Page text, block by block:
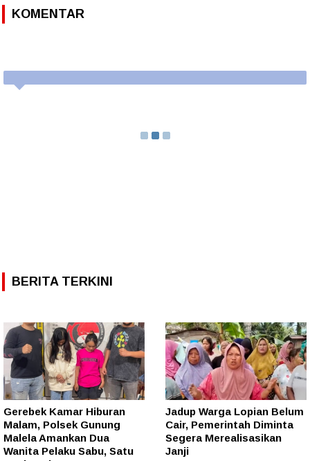
KOMENTAR
BERITA TERKINI
Gerebek Kamar Hiburan
Malam, Polsek Gunung
Malela Amankan Dua
Wanita Pelaku Sabu, Satu
Jadup Warga Lopian Belum
Cair, Pemerintah Diminta
Segera Merealisasikan
Janji